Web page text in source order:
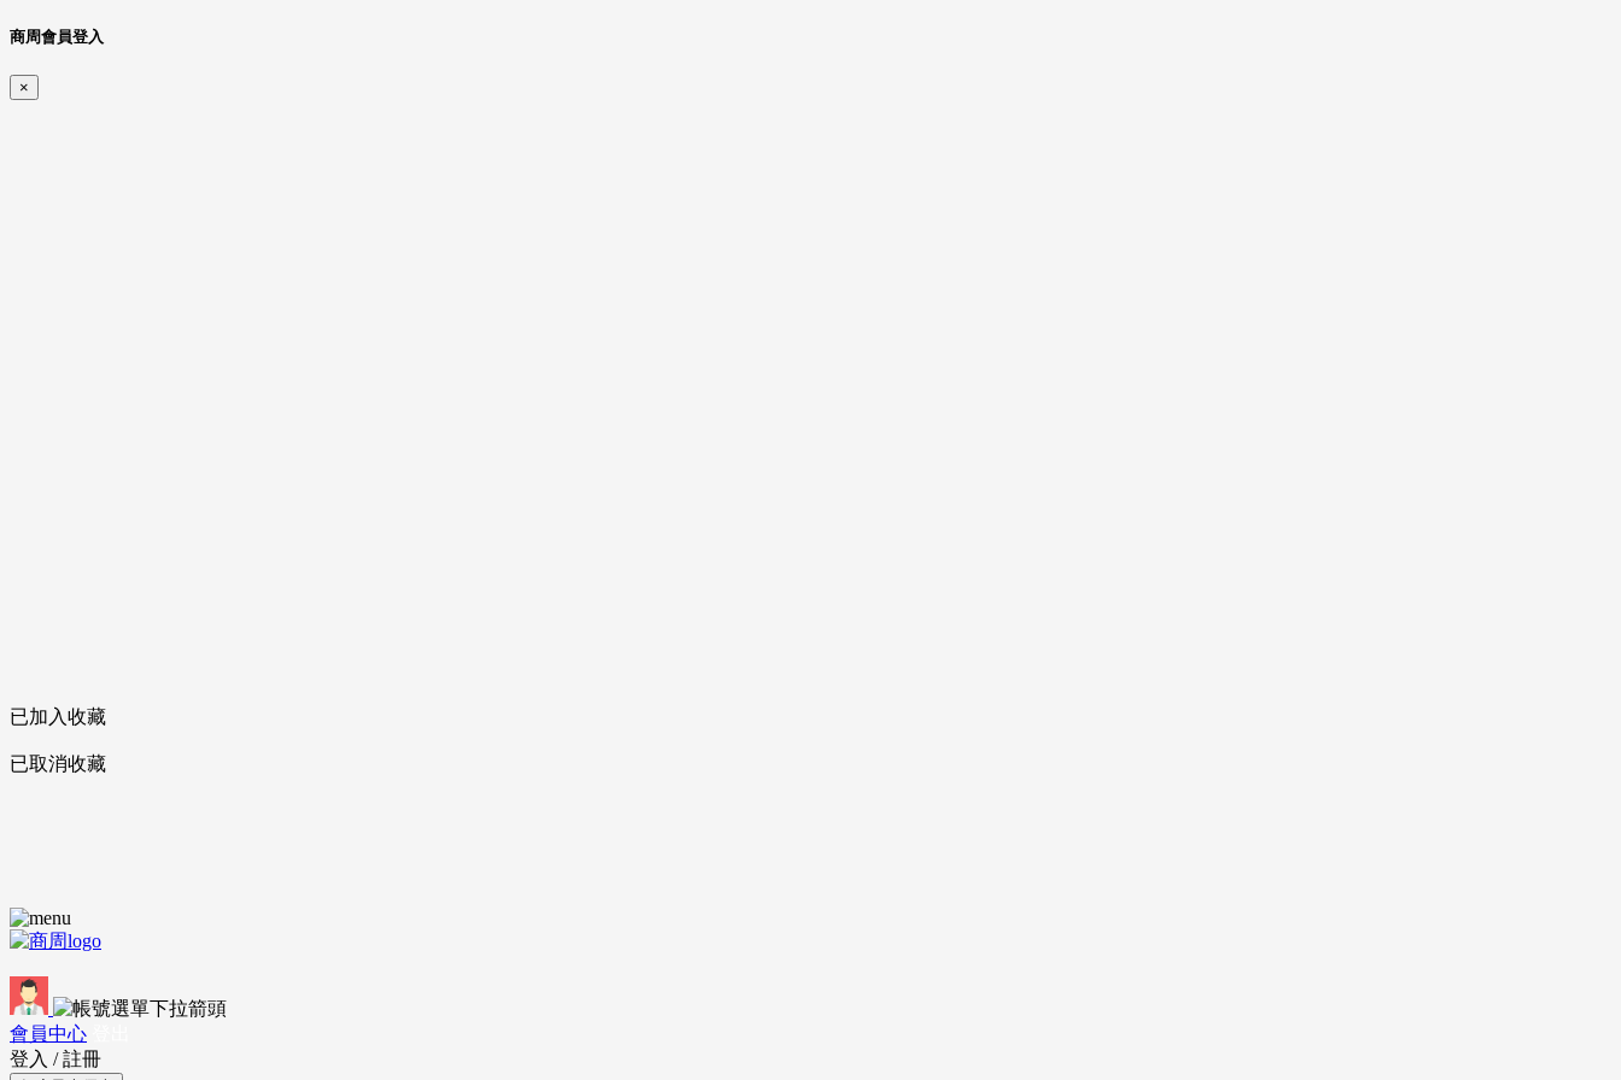
商周會員登入
×
已加入收藏
已取消收藏
會員中心
登入 / 註冊